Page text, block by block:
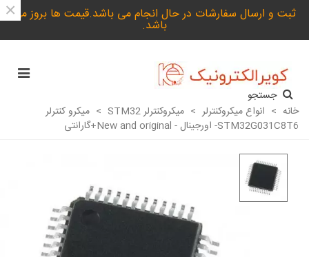
ثبت و ارسال سفارشات در حال انجام می باشد.قیمت ها بروز می
باشد.
×
جستجو
خانه > انواع میکروکنترلر > میکروکنترلر STM32 > میکرو کنترلر
STM32G031C8T6- اورجینال - New and original+گارانتی